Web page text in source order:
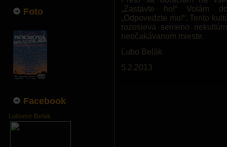
Foto
Facebook
Lubomir Belak
„Zastavte ho!“ Volám
„Odpovedzte mu!“. Tento
rozosieva semeno
neočakávanom mieste.
Ľubo Belák
5.2.2013